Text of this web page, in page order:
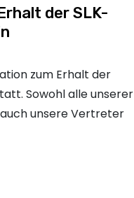
der SLK-
zum Erhalt der
Sowohl alle unserer
unsere Vertreter